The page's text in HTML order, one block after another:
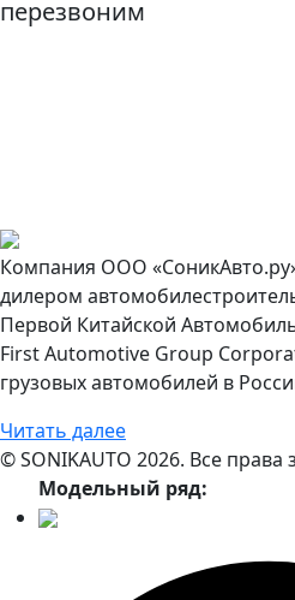
перезвоним
Компания ООО
дилером
Первой Китайской
First Automotive Group
грузовых автомобилей в
Читать далее
© SONIKAUTO 2026. Все
Модельный ряд: